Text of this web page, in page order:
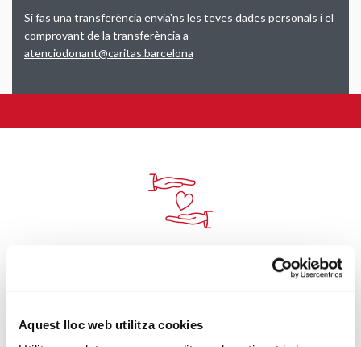
Aquest lloc web utilitza cookies
Si fas una transferència envia'ns les teves dades personals i el
comprovant de la transferència a
atenciodonant@caritas.barcelona
difícil.